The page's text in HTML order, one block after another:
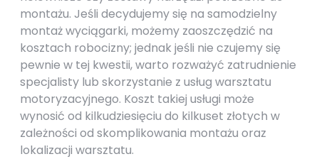
montażu. Jeśli decydujemy się na samodzielny
montaż wyciągarki, możemy zaoszczędzić na
kosztach robocizny; jednak jeśli nie czujemy się
pewnie w tej kwestii, warto rozważyć zatrudnienie
specjalisty lub skorzystanie z usług warsztatu
motoryzacyjnego. Koszt takiej usługi może
wynosić od kilkudziesięciu do kilkuset złotych w
zależności od skomplikowania montażu oraz
lokalizacji warsztatu.